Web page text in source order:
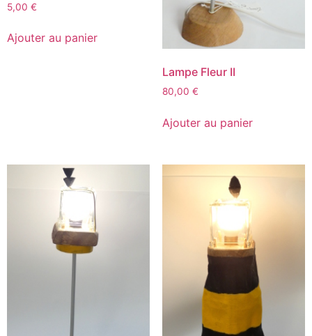
5,00 €
Ajouter au panier
Lampe Fleur II
80,00 €
Ajouter au panier